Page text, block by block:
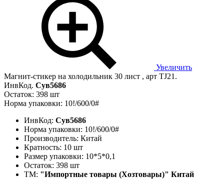
Увеличить
Магнит-стикер на холодильник 30 лист , арт TJ21.
ИнвКод. Сув5686
Остаток: 398 шт
Норма упаковки: 10!/600/0#
ИнвКод: Сув5686
Норма упаковки: 10!/600/0#
Производитель: Китай
Кратность: 10 шт
Размер упаковки: 10*5*0,1
Остаток: 398 шт
ТМ: "Импортные товары (Хозтовары)" Китай